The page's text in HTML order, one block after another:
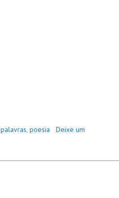
palavras, poesia
Deixe um